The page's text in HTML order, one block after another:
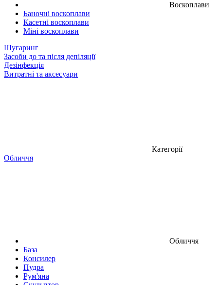
Воскоплави
Баночні воскоплави
Касетні воскоплави
Міні воскоплави
Шугаринг
Засоби до та після депіляції
Дезінфекція
Витратні та аксесуари
Категорії
Обличчя
Обличчя
База
Консилер
Пудра
Рум'яна